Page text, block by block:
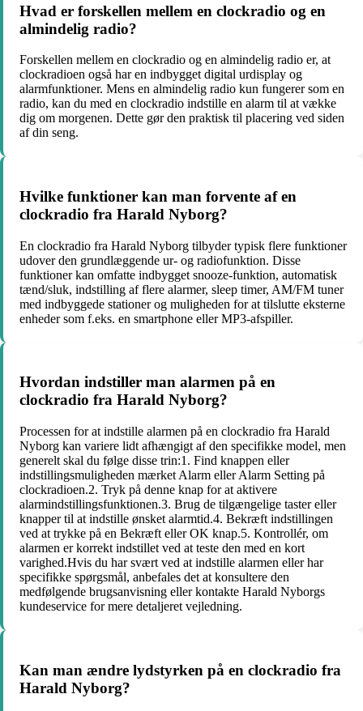
Hvad er forskellen mellem en clockradio og en
almindelig radio?
Forskellen mellem en clockradio og en almindelig radio er, at
clockradioen også har en indbygget digital urdisplay og
alarmfunktioner. Mens en almindelig radio kun fungerer som en
radio, kan du med en clockradio indstille en alarm til at vække
dig om morgenen. Dette gør den praktisk til placering ved siden
af din seng.
Hvilke funktioner kan man forvente af en
clockradio fra Harald Nyborg?
En clockradio fra Harald Nyborg tilbyder typisk flere funktioner
udover den grundlæggende ur- og radiofunktion. Disse
funktioner kan omfatte indbygget snooze-funktion, automatisk
tænd/sluk, indstilling af flere alarmer, sleep timer, AM/FM tuner
med indbyggede stationer og muligheden for at tilslutte eksterne
enheder som f.eks. en smartphone eller MP3-afspiller.
Hvordan indstiller man alarmen på en
clockradio fra Harald Nyborg?
Processen for at indstille alarmen på en clockradio fra Harald
Nyborg kan variere lidt afhængigt af den specifikke model, men
generelt skal du følge disse trin:1. Find knappen eller
indstillingsmuligheden mærket Alarm eller Alarm Setting på
clockradioen.2. Tryk på denne knap for at aktivere
alarmindstillingsfunktionen.3. Brug de tilgængelige taster eller
knapper til at indstille ønsket alarmtid.4. Bekræft indstillingen
ved at trykke på en Bekræft eller OK knap.5. Kontrollér, om
alarmen er korrekt indstillet ved at teste den med en kort
varighed.Hvis du har svært ved at indstille alarmen eller har
specifikke spørgsmål, anbefales det at konsultere den
medfølgende brugsanvisning eller kontakte Harald Nyborgs
kundeservice for mere detaljeret vejledning.
Kan man ændre lydstyrken på en clockradio fra
Harald Nyborg?